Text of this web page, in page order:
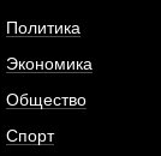
Политика
Экономика
Общество
Спорт